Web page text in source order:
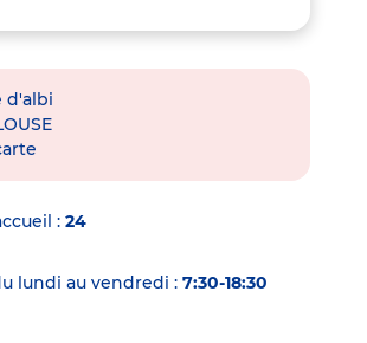
d'albi
24
lundi au vendredi : 7:30-18:30